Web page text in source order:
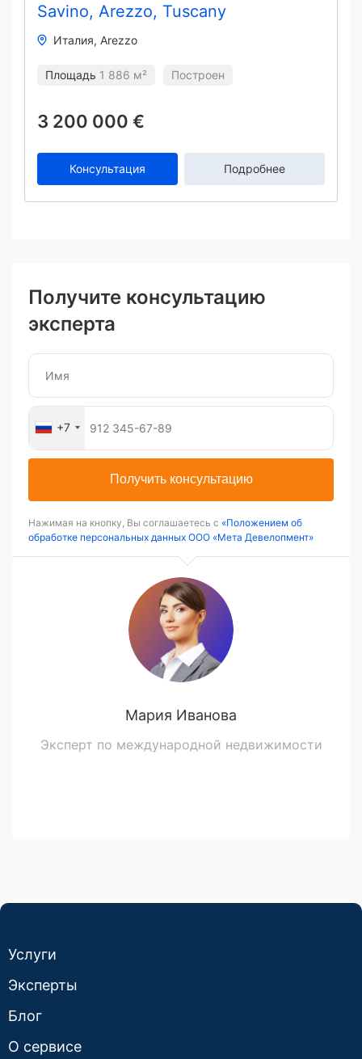
Savino, Arezzo, Tuscany
Италия Arezzo
Площадь 1 886 м² Построен
3 200 000 €
Консультация Подробнее
Получите консультацию
эксперта
+7
Получить консультацию
Нажимая на кнопку, Вы соглашаетесь с «Положением об
обработке персональных данных ООО «Мета Девелопмент»
Мария Иванова
Эксперт по международной недвижимости
Услуги
Эксперты
Блог
О сервисе